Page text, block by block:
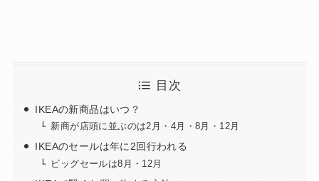
目次
IKEAの新商品はいつ？
新商が店頭に並ぶのは2月・4月・8月・12月
IKEAのセールは年に2回行われる
ビッグセールは8月・12月